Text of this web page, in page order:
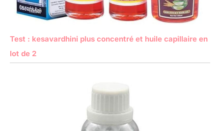
Test : kesavardhini plus concentré et huile capillaire en
lot de 2